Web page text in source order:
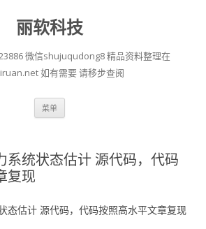
丽软科技
微信shujuqudong8 精品资料整理在
如有需要 请移步查阅
菜单
系统状态估计 源代码，代码
复现
态估计 源代码，代码按照高水平文章复现